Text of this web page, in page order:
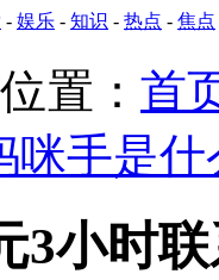
- 娱乐 - 知识 - 热点 - 焦点
置： 首
咪手是什
3小时